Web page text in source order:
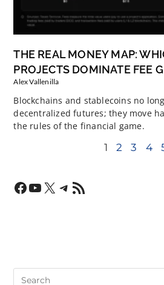
THE REAL MONEY MAP:
PROJECTS DOMINATE FEE
Alex Vallenilla
Blockchains and stablecoins no
decentralized futures; they move
the rules of the financial game.
1 2 3 4